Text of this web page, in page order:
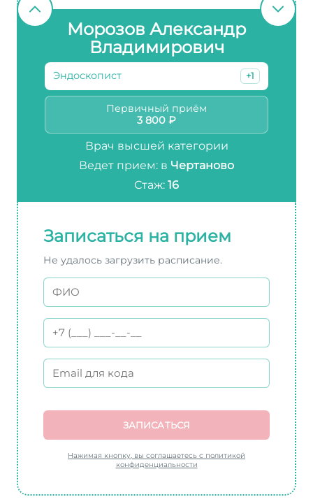
Морозов Александр
Владимирович
Эндоскопист +1
Первичный приём
3 800 ₽
Врач высшей категории
Ведет прием: в Чертаново
Стаж: 16
Записаться на прием
Не удалось загрузить расписание.
ЗАПИСАТЬСЯ
Нажимая кнопку, вы соглашаетесь с политикой
конфиденциальности